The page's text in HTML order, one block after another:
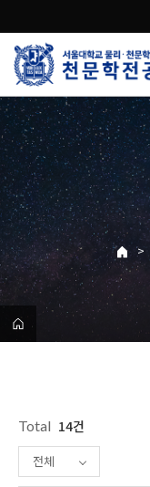
로
메
뉴
>
Total 14건
전체